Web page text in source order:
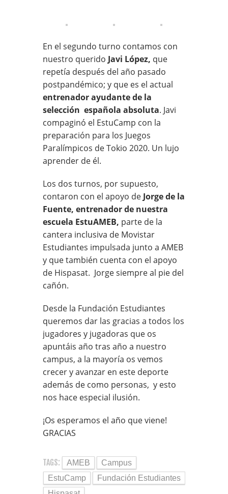
En el segundo turno contamos con
nuestro querido Javi López, que
repetía después del año pasado
postpandémico; y que es el actual
entrenador ayudante de la
selección española absoluta. Javi
compaginó el EstuCamp con la
preparación para los Juegos
Paralímpicos de Tokio 2020. Un lujo
aprender de él.
Los dos turnos, por supuesto,
contaron con el apoyo de Jorge de la
Fuente, entrenador de nuestra
escuela EstuAMEB, parte de la
cantera inclusiva de Movistar
Estudiantes impulsada junto a AMEB
y que también cuenta con el apoyo
de Hispasat. Jorge siempre al pie del
cañón.
Desde la Fundación Estudiantes
queremos dar las gracias a todos los
jugadores y jugadoras que os
apuntáis año tras año a nuestro
campus, a la mayoría os vemos
crecer y avanzar en este deporte
además de como personas, y esto
nos hace especial ilusión.
¡Os esperamos el año que viene!
GRACIAS
TAGS: AMEB
Campus
EstuCamp
Fundación Estudiantes